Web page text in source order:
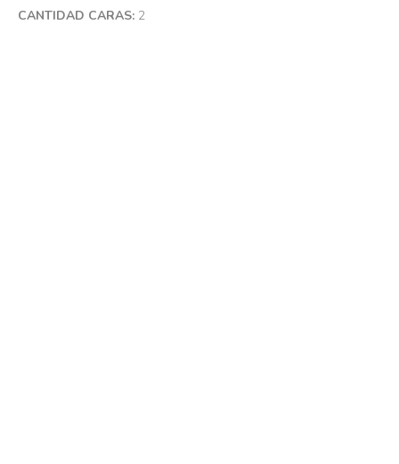
CANTIDAD CARAS: 2